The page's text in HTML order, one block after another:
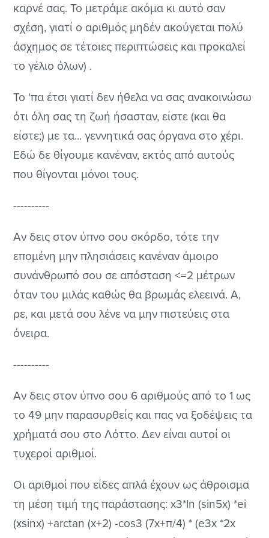
καρνέ σας. Το μετράμε ακόμα κι αυτό σαν
σχέση, γιατί ο αριθμός μηδέν ακούγεται πολύ
άσχημος σε τέτοιες περιπτώσεις και προκαλεί
το γέλιο όλων) .
Το 'πα έτσι γιατί δεν ήθελα να σας ανακοινώσω
ότι όλη σας τη ζωή ήσασταν, είστε (και θα
είστε;) με τα... γεννητικά σας όργανα στο χέρι.
Εδώ δε θίγουμε κανέναν, εκτός από αυτούς
που θίγονται μόνοι τους.
----------
Αν δεις στον ύπνο σου σκόρδο, τότε την
επομένη μην πλησιάσεις κανέναν άμοιρο
συνάνθρωπό σου σε απόσταση <=2 μέτρων
όταν του μιλάς καθώς θα βρωμάς ελεεινά. Α,
ρε, και μετά σου λένε να μην πιστεύεις στα
όνειρα.
----------
Αν δεις στον ύπνο σου 6 αριθμούς από το 1 ως
το 49 μην παρασυρθείς και πας να ξοδέψεις τα
χρήματά σου στο Λόττο. Δεν είναι αυτοί οι
τυχεροί αριθμοί.
Οι αριθμοί που είδες απλά έχουν ως άθροισμα
τη μέση τιμή της παράστασης: x3*ln (sin5x) *ei
(xsinx) +arctan (x+2) -cos3 (7x+π/4) * (e3x *2x